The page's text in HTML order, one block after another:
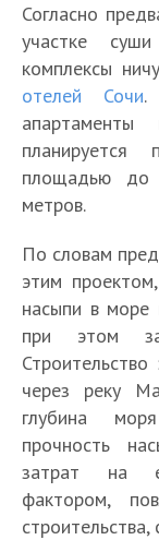
Согласно
участке
комплексы
отелей Сочи.
планируется
площадью до
метров.
По словам
этим
насыпи в море
при этом
через реку
глубина
прочность
затрат на
фактором,